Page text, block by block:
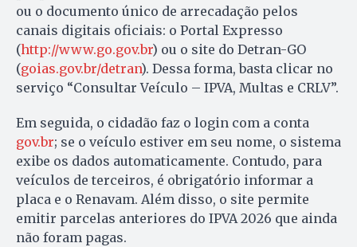
ou o documento único de arrecadação pelos
canais digitais oficiais: o Portal Expresso
(http://www.go.gov.br) ou o site do Detran-GO
(goias.gov.br/detran). Dessa forma, basta clicar no
serviço “Consultar Veículo – IPVA, Multas e CRLV”.
Em seguida, o cidadão faz o login com a conta
gov.br; se o veículo estiver em seu nome, o sistema
exibe os dados automaticamente. Contudo, para
veículos de terceiros, é obrigatório informar a
placa e o Renavam. Além disso, o site permite
emitir parcelas anteriores do IPVA 2026 que ainda
não foram pagas.